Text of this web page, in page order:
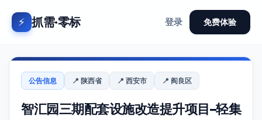
⚡ 抓需·零标 登录 免费体验
公告信息 📍 陕西省 📍 西安市 📍 阎良区
智汇园三期配套设施改造提升项目–轻集